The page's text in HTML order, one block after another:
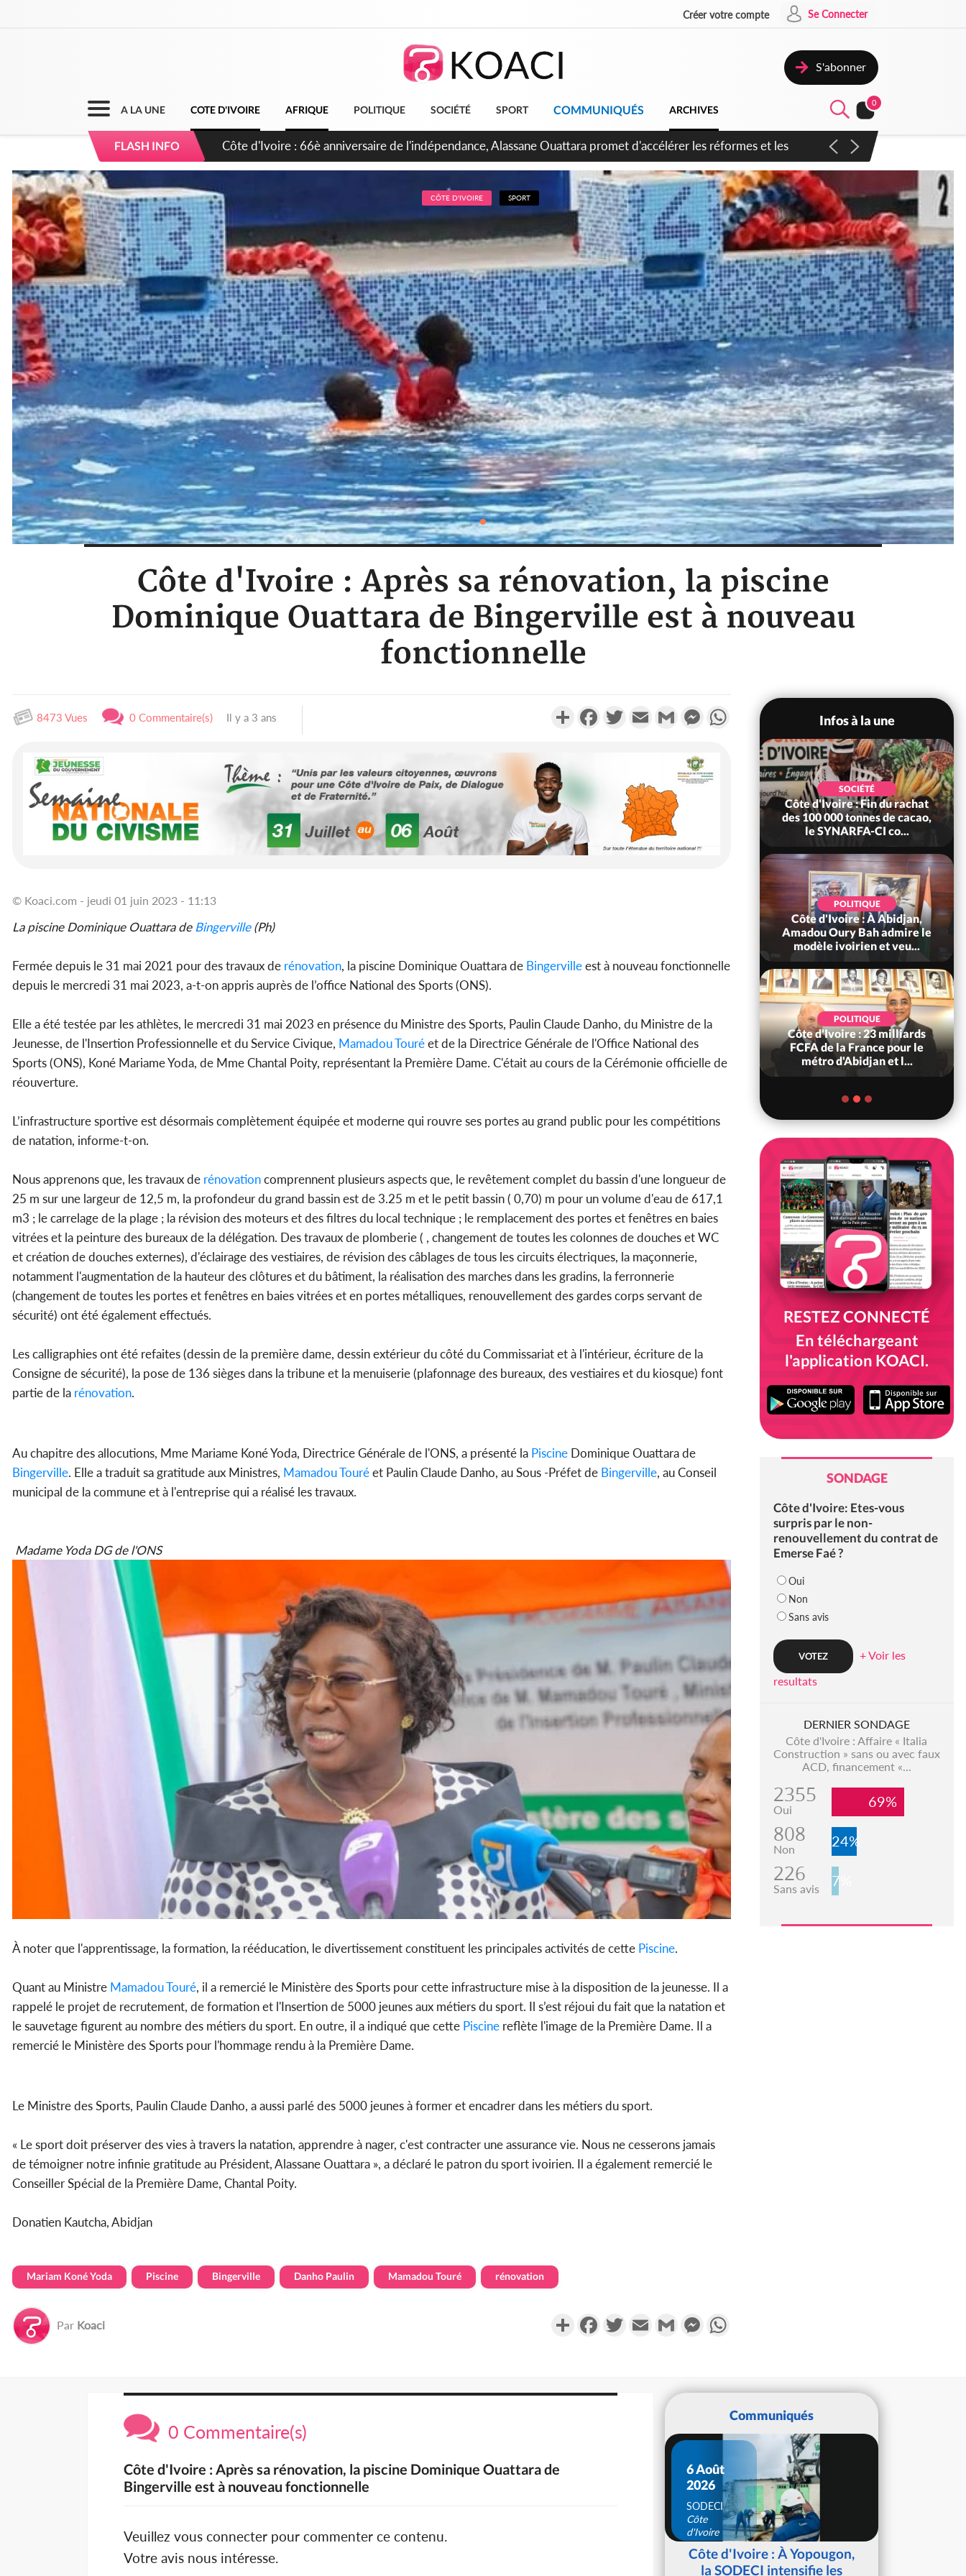
Créer votre compte Se Connecter
S'abonner
A LA UNE COTE D'IVOIRE AFRIQUE POLITIQUE SOCIÉTÉ SPORT COMMUNIQUÉS ARCHIVES
0
FLASH INFO
Côte d'Ivoire : À Abidjan, Amadou Oury Bah admire le modèle ivoirien et veut s'en inspirer pour accélérer le
développement de la Guinée
CÔTE D'IVOIRE SPORT
Côte d'Ivoire : Après sa rénovation, la piscine
Dominique Ouattara de Bingerville est à nouveau
fonctionnelle
8473 Vues 0 Commentaire(s) Il y a 3 ans PartagerFacebookTwitterEmail Gmail MessengerWhatsApp
© Koaci.com - jeudi 01 juin 2023 - 11:13
La piscine Dominique Ouattara de Bingerville(Ph)
Fermée depuis le 31 mai 2021 pour des travaux de rénovation, la piscine Dominique Ouattara de Bingervilleest à nouveau fonctionnelle
depuis le mercredi 31 mai 2023, a-t-on appris auprès de l’office National des Sports (ONS).
Elle a été testée par les athlètes, le mercredi 31 mai 2023 en présence du Ministre des Sports, Paulin Claude Danho, du Ministre de la
Jeunesse, de l'Insertion Professionnelle et du Service Civique, Mamadou Touréet de la Directrice Générale de l'Office National des
Sports (ONS), Koné Mariame Yoda, de Mme Chantal Poity, représentant la Première Dame. C'était au cours de la Cérémonie officielle de
réouverture.
L’infrastructure sportive est désormais complètement équipée et moderne qui rouvre ses portes au grand public pour les compétitions
de natation, informe-t-on.
Nous apprenons que, les travaux de rénovationcomprennent plusieurs aspects que, le revêtement complet du bassin d'une longueur de
25 m sur une largeur de 12,5 m, la profondeur du grand bassin est de 3.25 m et le petit bassin ( 0,70) m pour un volume d'eau de 617,1
m3 ; le carrelage de la plage ; la révision des moteurs et des filtres du local technique ; le remplacement des portes et fenêtres en baies
vitrées et la peinture des bureaux de la délégation. Des travaux de plomberie ( , changement de toutes les colonnes de douches et WC
et création de douches externes), d'éclairage des vestiaires, de révision des câblages de tous les circuits électriques, la maçonnerie,
notamment l'augmentation de la hauteur des clôtures et du bâtiment, la réalisation des marches dans les gradins, la ferronnerie
(changement de toutes les portes et fenêtres en baies vitrées et en portes métalliques, renouvellement des gardes corps servant de
sécurité) ont été également effectués.
Les calligraphies ont été refaites (dessin de la première dame, dessin extérieur du côté du Commissariat et à l'intérieur, écriture de la
Consigne de sécurité), la pose de 136 sièges dans la tribune et la menuiserie (plafonnage des bureaux, des vestiaires et du kiosque) font
partie de la rénovation.
Au chapitre des allocutions, Mme Mariame Koné Yoda, Directrice Générale de l'ONS, a présenté la Piscine Dominique Ouattara de
Bingerville. Elle a traduit sa gratitude aux Ministres, Mamadou Touréet Paulin Claude Danho, au Sous -Préfet de Bingerville, au Conseil
municipal de la commune et à l'entreprise qui a réalisé les travaux.
Madame Yoda DG de l'ONS
À noter que l'apprentissage, la formation, la rééducation, le divertissement constituent les principales activités de cette Piscine.
Quant au Ministre Mamadou Touré, il a remercié le Ministère des Sports pour cette infrastructure mise à la disposition de la jeunesse. Il a
rappelé le projet de recrutement, de formation et l'Insertion de 5000 jeunes aux métiers du sport. Il s’est réjoui du fait que la natation et
le sauvetage figurent au nombre des métiers du sport. En outre, il a indiqué que cette Piscine reflète l'image de la Première Dame. Il a
remercié le Ministère des Sports pour l'hommage rendu à la Première Dame.
Le Ministre des Sports, Paulin Claude Danho, a aussi parlé des 5000 jeunes à former et encadrer dans les métiers du sport.
« Le sport doit préserver des vies à travers la natation, apprendre à nager, c'est contracter une assurance vie. Nous ne cesserons jamais
de témoigner notre infinie gratitude au Président, Alassane Ouattara », a déclaré le patron du sport ivoirien. Il a également remercié le
Conseiller Spécial de la Première Dame, Chantal Poity.
Donatien Kautcha, Abidjan
Mariam Koné Yoda Piscine Bingerville Danho Paulin Mamadou Touré rénovation
Par Koaci PartagerFacebookTwitterEmail Gmail Messenger
Infos à la une
POLITIQUE
Côte d'Ivoire : Fête nationale,
Alassane Ouattara accorde
la grâce à 4 661...
POLITIQUE
Côte d'Ivoire : Décrispation ?
Mamadou Traoré ex
conseiller de Soro a recou...
SOCIÉTÉ
Côte d'Ivoire : Fin du rachat
des 100 000 tonnes de cacao,
le SYNARFA-CI co...
POLITIQUE
Côte d'Ivoire : À Abidjan,
Amadou Oury Bah admire le
modèle ivoirien et veu...
POLITIQUE
Côte d'Ivoire : 23 milliards
FCFA de la France pour le
métro d'Abidjan et l...
RESTEZ CONNECTÉ
En téléchargeant
l'application KOACI.
SONDAGE
Côte d'Ivoire: Etes-vous
surpris par le non-
renouvellement du contrat de
Emerse Faé ?
Oui
Non
Sans avis
+ Voir les
resultats
DERNIER SONDAGE
Côte d'Ivoire : Affaire « Italia
Construction » sans ou avec faux
ACD, financement «...
2355
Oui 69%
808
Non 24%
226
Sans avis 7%
0 Commentaire(s)
Côte d'Ivoire : Après sa rénovation, la piscine Dominique Ouattara de
Bingerville est à nouveau fonctionnelle
Veuillez vous connecter pour commenter ce contenu.
Votre avis nous intéresse.
Communiqués
6 Août
2026
SODECI
Côte
d'Ivoire
Côte d'Ivoire : À Yopougon,
la SODECI intensifie les